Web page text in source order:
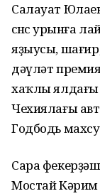
Салауат
өсөнсө урынға
яҙыусы,
дәүләт
хаҡлы
Чехиялағы
Годбодь
Сара
Мостай